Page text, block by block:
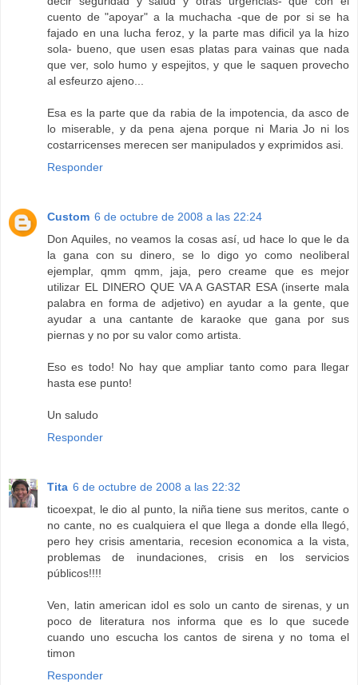
cuento de "apoyar" a la muchacha -que de por si se ha
fajado en una lucha feroz, y la parte mas dificil ya la hizo
sola- bueno, que usen esas platas para vainas que nada
que ver, solo humo y espejitos, y que le saquen provecho
al esfeurzo ajeno...
Esa es la parte que da rabia de la impotencia, da asco de
lo miserable, y da pena ajena porque ni Maria Jo ni los
costarricenses merecen ser manipulados y exprimidos asi.
Responder
Custom 6 de octubre de 2008 a las 22:24
Don Aquiles, no veamos la cosas así, ud hace lo que le da
la gana con su dinero, se lo digo yo como neoliberal
ejemplar, qmm qmm, jaja, pero creame que es mejor
utilizar EL DINERO QUE VA A GASTAR ESA (inserte mala
palabra en forma de adjetivo) en ayudar a la gente, que
ayudar a una cantante de karaoke que gana por sus
piernas y no por su valor como artista.
Eso es todo! No hay que ampliar tanto como para llegar
hasta ese punto!
Un saludo
Responder
Tita 6 de octubre de 2008 a las 22:32
ticoexpat, le dio al punto, la niña tiene sus meritos, cante o
no cante, no es cualquiera el que llega a donde ella llegó,
pero hey crisis amentaria, recesion economica a la vista,
problemas de inundaciones, crisis en los servicios
públicos!!!!
Ven, latin american idol es solo un canto de sirenas, y un
poco de literatura nos informa que es lo que sucede
cuando uno escucha los cantos de sirena y no toma el
timon
Responder